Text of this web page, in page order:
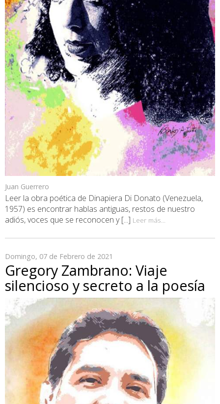
Juan Guerrero
Leer la obra poética de Dinapiera Di Donato (Venezuela,
1957) es encontrar hablas antiguas, restos de nuestro
adiós, voces que se reconocen y [...] Leer más...
Domingo, 07 de Febrero de 2021
Gregory Zambrano: Viaje
silencioso y secreto a la poesía